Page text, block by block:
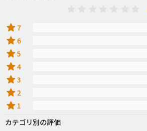
star 7
star 6
star5
star4
star3
star 2
star 1
カテゴリ別の評価